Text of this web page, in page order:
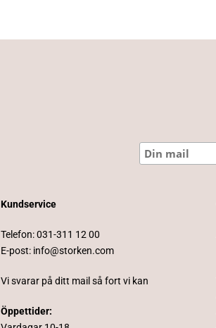
Kundservice
Telefon:031-311 12 00
E-post: info@storken.com
Vi svarar på ditt mail så fort vi kan
Öppettider: